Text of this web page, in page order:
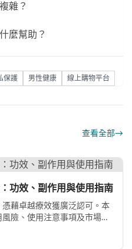
雜？
麼幫助？
保護 男性健康 線上購物平台
查看全部→
功效、副作用與使用指南
藉卓越療效獲廣泛認可。本
險、使用注意事項及市場發